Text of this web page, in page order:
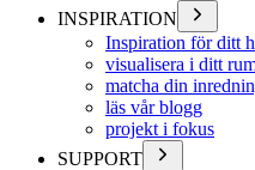
INSPIRATION
Inspiration för ditt
visualisera i ditt
matcha din
läs vår blogg
projekt i fokus
SUPPORT